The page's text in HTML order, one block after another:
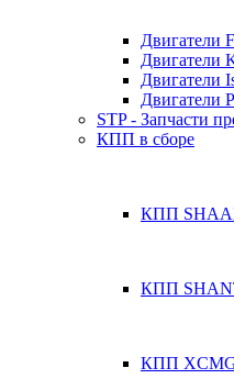
Двигатели
Двигатели
Двигатели
Двигатели
STP - Запчасти
КПП в сборе
КПП
КПП
КПП